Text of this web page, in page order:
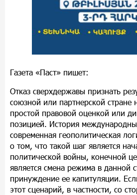
Газета «Паст» пишет:
Отказ сверхдержавы признать
союзной или партнерской стране
простой правовой оценкой или
позицией. История
современная геополитическая
о том, что такой шаг является
политической войны, конечной
является смена режима в данной
принуждение ее капитуляции.
этот сценарий, в частности, со